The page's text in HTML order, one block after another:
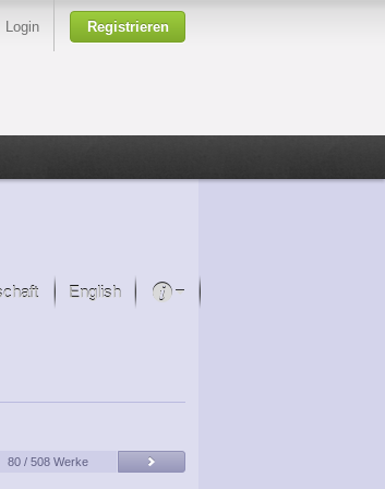
Login Registrieren
English
80 / 508 Werke